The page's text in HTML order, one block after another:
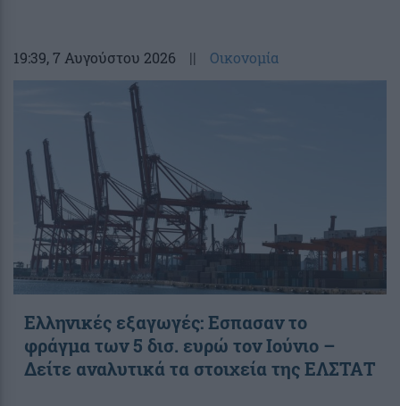
19:39, 7 Αυγούστου 2026 || Οικονομία
Ελληνικές εξαγωγές: Εσπασαν το
φράγμα των 5 δισ. ευρώ τον Ιούνιο –
Δείτε αναλυτικά τα στοιχεία της ΕΛΣΤΑΤ